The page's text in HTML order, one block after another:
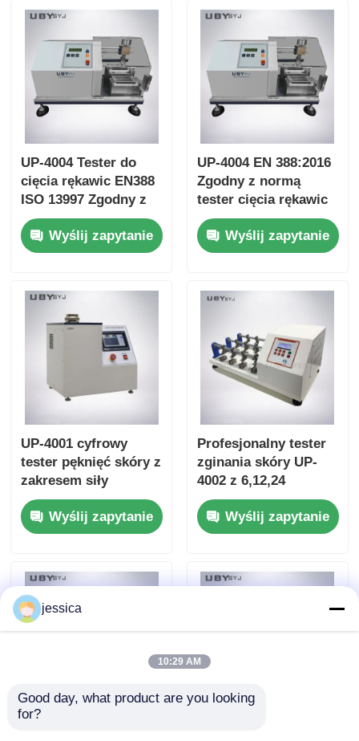
UP-4004 Tester do
cięcia rękawic EN388
ISO 13997 Zgodny z
regulowanym
czujnikiem
obciążenia i ciśnienia
Wyślij zapytanie
UP-4004 EN 388:2016
Zgodny z normą
tester cięcia rękawic
z czujnikiem napięcia
precyzyjnego i
regulacyjnego
Wyślij zapytanie
UP-4001 cyfrowy
tester pęknięć skóry z
zakresem siły
0~1000N Φ6,35 mm
stalowa kulka i
dokładnością ± 1%
rozciągania ziaren
skóry
Wyślij zapytanie
Profesjonalny tester
zginania skóry UP-
4002 z 6,12,24
zestawami pozycji
testowej i kątem
zgięcia 22,5° ± 0,5°
wymiarach 70 ± 5 x 45
± 5 mm
Wyślij zapytanie
jessica
10:29 AM
Good day, what product are you looking
for?